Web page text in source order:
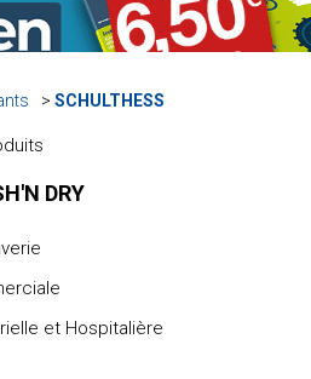
SCHULTHESS
DRY
et Hospitalière